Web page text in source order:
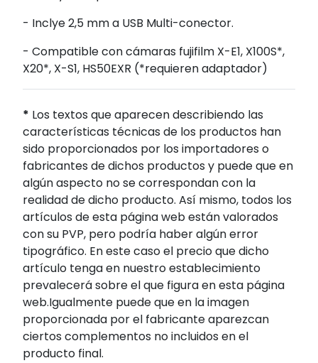
- Inclye 2,5 mm a USB Multi-conector.
- Compatible con cámaras fujifilm X-E1, X100S*,
X20*, X-S1, HS50EXR (*requieren adaptador)
* Los textos que aparecen describiendo las
características técnicas de los productos han
sido proporcionados por los importadores o
fabricantes de dichos productos y puede que en
algún aspecto no se correspondan con la
realidad de dicho producto. Así mismo, todos los
artículos de esta página web están valorados
con su PVP, pero podría haber algún error
tipográfico. En este caso el precio que dicho
artículo tenga en nuestro establecimiento
prevalecerá sobre el que figura en esta página
web.Igualmente puede que en la imagen
proporcionada por el fabricante aparezcan
ciertos complementos no incluidos en el
producto final.